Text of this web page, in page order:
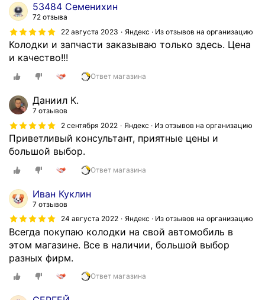
53484 Семенихин
72 отзыва
22 августа 2023
Яндекс · Из отзывов на организацию
Колодки и запчасти заказываю только здесь. Цена
и качество!!!
Ответ магазина
Даниил К.
7 отзывов
2 сентября 2022
Яндекс · Из отзывов на организацию
Приветливый консультант, приятные цены и
большой выбор.
Ответ магазина
Иван Куклин
7 отзывов
24 августа 2022
Яндекс · Из отзывов на организацию
Всегда покупаю колодки на свой автомобиль в
этом магазине. Все в наличии, большой выбор
разных фирм.
Ответ магазина